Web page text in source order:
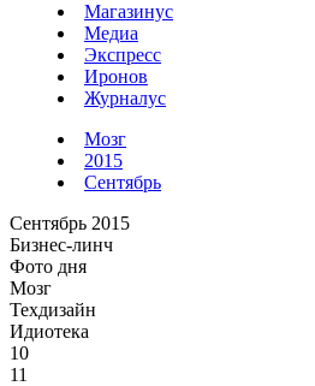
Магазинус
Медиа
Экспресс
Иронов
Журналус
Мозг
2015
Сентябрь
Сентябрь 2015
Бизнес-линч
Фото дня
Мозг
Техдизайн
Идиотека
10
11